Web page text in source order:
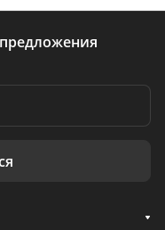
предложения